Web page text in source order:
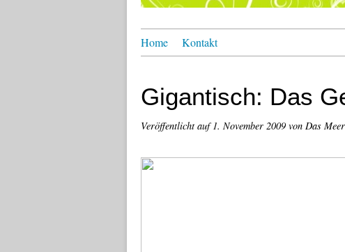
Home Kontakt
Gigantisch: Das
Veröffentlicht auf1. November 2009 von Das